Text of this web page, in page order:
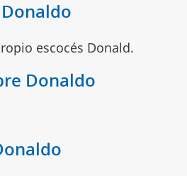
escocés Donald.
Donaldo